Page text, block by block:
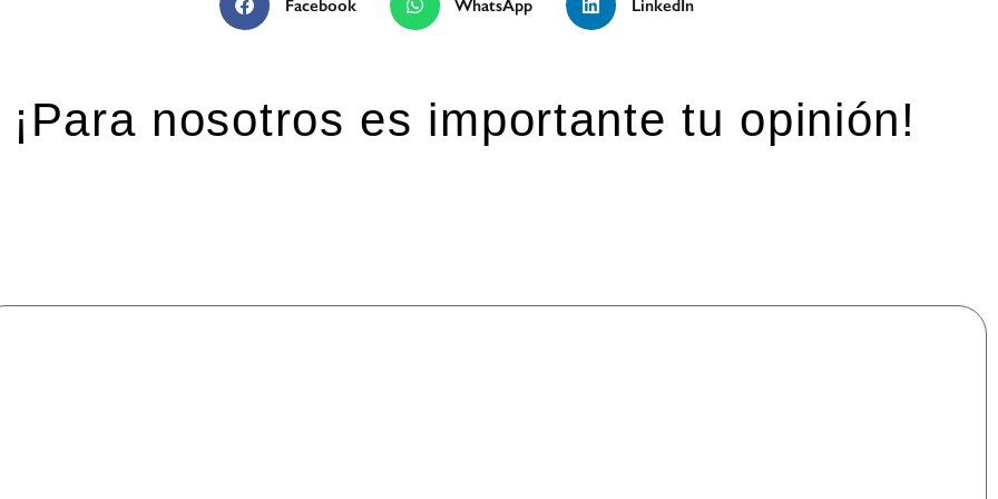
Tallerista Marlon Mike
Facebook WhatsApp LinkedIn
¡Para nosotros es importante tu opinión!